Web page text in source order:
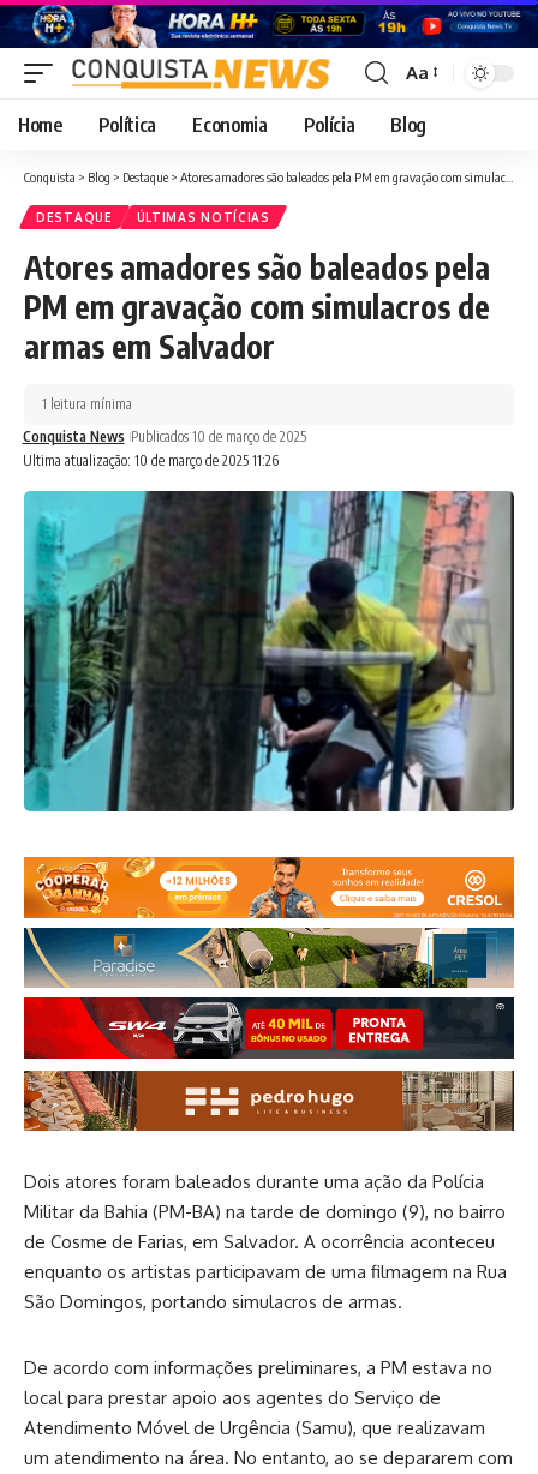
Font
Resizer
Aa
Home Política Economia Polícia Blog
Conquista > Blog > Destaque > Atores amadores são baleados pela PM em gravação com simulacros de armas em Salvador
DESTAQUE ÚLTIMAS NOTÍCIAS
Atores amadores são baleados pela
PM em gravação com simulacros de
armas em Salvador
Ultima atualização: 10 de março de 2025 11:26
Conquista News Publicados 10 de março de 2025
1 leitura mínima
Dois atores foram baleados durante uma ação da Polícia
Militar da Bahia (PM-BA) na tarde de domingo (9), no bairro
de Cosme de Farias, em Salvador. A ocorrência aconteceu
enquanto os artistas participavam de uma filmagem na Rua
São Domingos, portando simulacros de armas.
De acordo com informações preliminares, a PM estava no
local para prestar apoio aos agentes do Serviço de
Atendimento Móvel de Urgência (Samu), que realizavam
um atendimento na área. No entanto, ao se depararem com